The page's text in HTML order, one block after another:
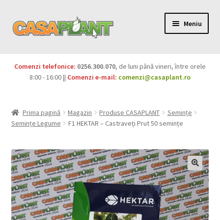
Meniu
Pesticide
copil
Produse BIO
Igienă publică
Casa și grădina
Extinde
Comenzi telefonice: 0256.300.070, de luni până vineri, între orele
8:00 - 16:00 || Comenzi e-mail: comenzi@casaplant.ro
Prima pagină Magazin Produse CASAPLANT
Semințe
Semințe Legume
F1 HEKTAR – Castraveți Prut 50 semințe